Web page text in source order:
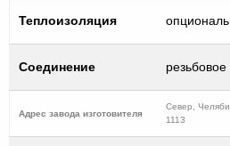
Теплоизоляция
Соединение резьбовое
Адрес завода изготовителя
Север,
1113